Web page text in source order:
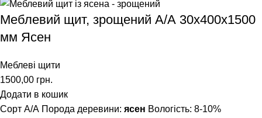
Меблевий щит, зрощений A/А 30х400х1500
мм Ясен
Меблеві щити
1500,00 грн.
Додати в кошик
Сорт А/А Порода деревини: ясен Вологість: 8-10%